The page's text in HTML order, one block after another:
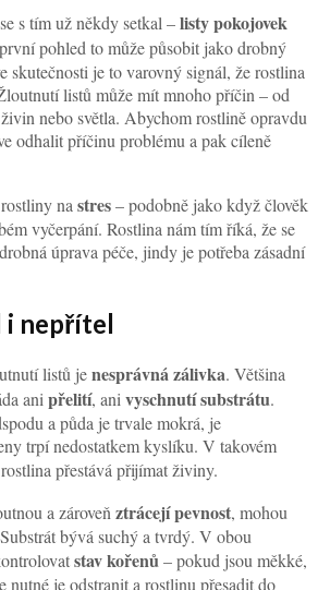
s tím už někdy setkal –listy pokojovek
pohled to může působit jako drobný
skutečnosti je to varovný signál, že rostlina
listů může mít mnoho příčin – od
nebo světla. Abychom rostlině opravdu
odhalit příčinu problému a pak cíleně
na stres– podobně jako když člověk
vyčerpání. Rostlina nám tím říká, že se
úprava péče, jindy je potřeba zásadní
i nepřítel
listů jenesprávná zálivka. Většina
anipřelití, anivyschnutí substrátu.
a půda je trvale mokrá, je
trpí nedostatkem kyslíku. V takovém
přestává přijímat živiny.
a zároveňztrácejí pevnost, mohou
bývá suchý a tvrdý. V obou
stav kořenů– pokud jsou měkké,
nutné je odstranit a rostlinu přesadit do